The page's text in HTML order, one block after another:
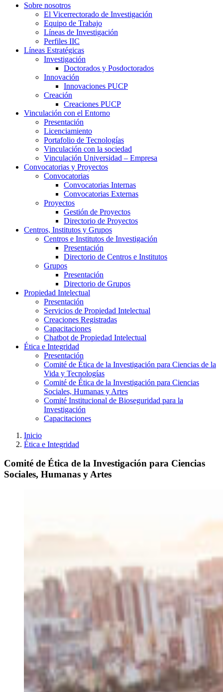
Sobre nosotros
El Vicerrectorado de Investigación
Equipo de Trabajo
Líneas de Investigación
Perfiles IIC
Líneas Estratégicas
Investigación
Doctorados y Posdoctorados
Innovación
Innovaciones PUCP
Creación
Creaciones PUCP
Vinculación con el Entorno
Presentación
Licenciamiento
Portafolio de Tecnologías
Vinculación con la sociedad
Vinculación Universidad – Empresa
Convocatorias y Proyectos
Convocatorias
Convocatorias Internas
Convocatorias Externas
Proyectos
Gestión de Proyectos
Directorio de Proyectos
Centros, Institutos y Grupos
Centros e Institutos de Investigación
Presentación
Directorio de Centros e Institutos
Grupos
Presentación
Directorio de Grupos
Propiedad Intelectual
Presentación
Servicios de Propiedad Intelectual
Creaciones Registradas
Capacitaciones
Chatbot de Propiedad Intelectual
Ética e Integridad
Presentación
Comité de Ética de la Investigación para Ciencias de la
Vida y Tecnologías
Comité de Ética de la Investigación para Ciencias
Sociales, Humanas y Artes
Comité Institucional de Bioseguridad para la
Investigación
Capacitaciones
Inicio
Ética e Integridad
Comité de Ética de la Investigación para Ciencias
Sociales, Humanas y Artes